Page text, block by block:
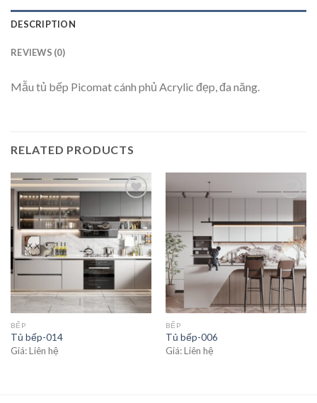
DESCRIPTION
REVIEWS (0)
Mẫu tủ bếp Picomat cánh phủ Acrylic đẹp, đa năng.
RELATED PRODUCTS
wishlist
BẾP
Tủ bếp-014
Giá: Liên hệ
wishlist
BẾP
Tủ bếp-006
Giá: Liên hệ